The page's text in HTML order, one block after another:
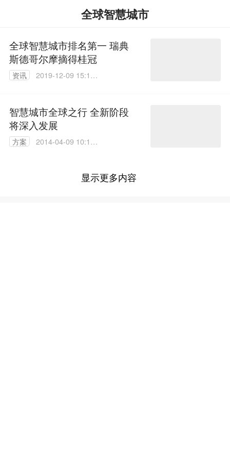
全球智慧城市
全球智慧城市排名第一 瑞典
斯德哥尔摩摘得桂冠
资讯
2019-12-09 15:17:
智慧城市全球之行 全新阶段
将深入发展
方案
2014-04-09 10:18:
显示更多内容